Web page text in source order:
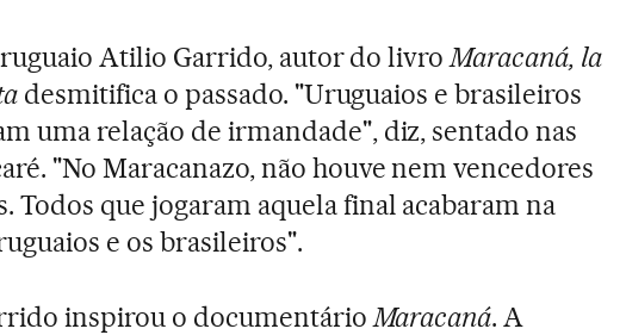
Atilio Garrido, autor do livroMaracaná, la
desmitifica o passado. "Uruguaios e brasileiros
uma relação de irmandade", diz, sentado nas
"No Maracanazo, não houve nem vencedores
Todos que jogaram aquela final acabaram na
e os brasileiros".
inspirou o documentárioMaracaná. A